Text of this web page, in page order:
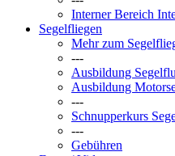
Interner Bereich
Segelfliegen
Mehr zum
---
Ausbildung
Ausbildung
---
Schnupperkurs
---
Gebühren